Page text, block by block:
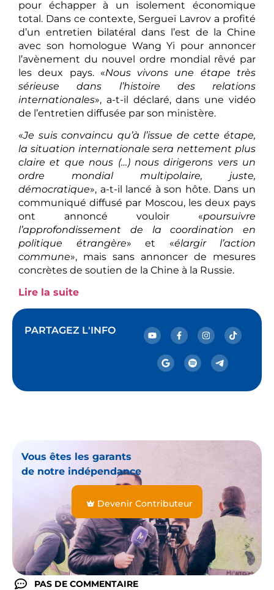
pour échapper à un isolement économique
total. Dans ce contexte, Sergueï Lavrov a profité
d’un entretien bilatéral dans l’est de la Chine
avec son homologue Wang Yi pour annoncer
l’avènement du nouvel ordre mondial rêvé par
les deux pays. «Nous vivons une étape très
sérieuse dans l’histoire des relations
internationales», a-t-il déclaré, dans une vidéo
de l’entretien diffusée par son ministère.
«Je suis convaincu qu’à l’issue de cette étape,
la situation internationale sera nettement plus
claire et que nous (…) nous dirigerons vers un
ordre mondial multipolaire, juste,
démocratique», a-t-il lancé à son hôte. Dans un
communiqué diffusé par Moscou, les deux pays
ont annoncé vouloir «poursuivre
l’approfondissement de la coordination en
politique étrangère» et «élargir l’action
commune», mais sans annoncer de mesures
concrètes de soutien de la Chine à la Russie.
Lire la suite
PARTAGEZ L'INFO
Vous êtes les garants
de notre indépendance
Devenir Contributeur
PAS DE COMMENTAIRE